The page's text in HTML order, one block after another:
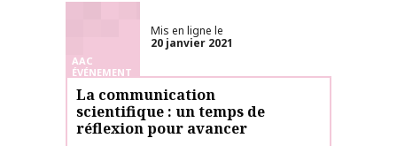
AAC
ÉVÉNEMENT
Mis en ligne le
20 janvier 2021
La communication
scientifique : un temps de
réflexion pour avancer